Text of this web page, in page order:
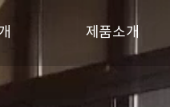
제품소개